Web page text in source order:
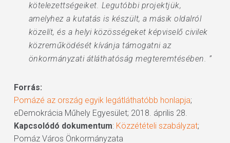
kötelezettségeiket. Legutóbbi projektjük,
amelyhez a kutatás is készült, a másik oldalról
közelít, és a helyi közösségeket képviselő civilek
közreműködését kívánja támogatni az
önkormányzati átláthatóság megteremtésében. ”
Forrás:
Pomázé az ország egyik legátláthatóbb honlapja;
eDemokrácia Műhely Egyesület; 2018. április 28.
Kapcsolódó dokumentum: Közzétételi szabályzat;
Pomáz Város Önkormányzata